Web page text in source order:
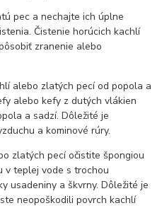
pec a nechajte ich úplne
Čistenie horúcich kachlí
zranenie alebo
alebo zlatých pecí od popola a
alebo kefy z dutých vlákien
a sadzí. Dôležité je
a kominové rúry.
zlatých pecí očistite špongiou
v teplej vode s trochou
usadeniny a škvrny. Dôležité je
neopoškodili povrch kachlí